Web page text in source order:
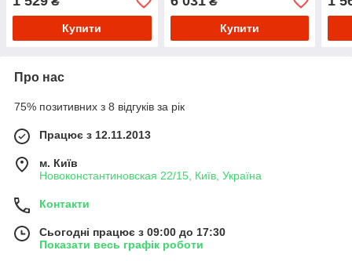
Купити Купити
Про нас
75% позитивних з 8 відгуків за рік
Працює з 12.11.2013
м. Київ
Новоконстантиновская 22/15, Київ, Україна
Контакти
Сьогодні працює з 09:00 до 17:30
Показати весь графік роботи